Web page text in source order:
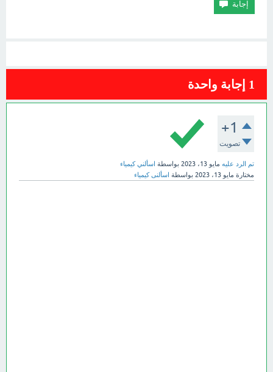
1 إجابة واحدة
+1
تصويت
تم الرد عليه مايو 13، 2023 بواسطة اسألني كيمياء
مختارة مايو 13، 2023 بواسطة اسألنى كيمياء